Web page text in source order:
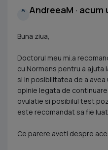
A AndreeaM · acum
Buna ziua,
Doctorul meu mi.a
cu Normens pentru a ajuta
si in posibilitatea de a avea
opinie legata de
ovulatie si posibilul test
este recomandat sa fie luat
Ce parere aveti despre